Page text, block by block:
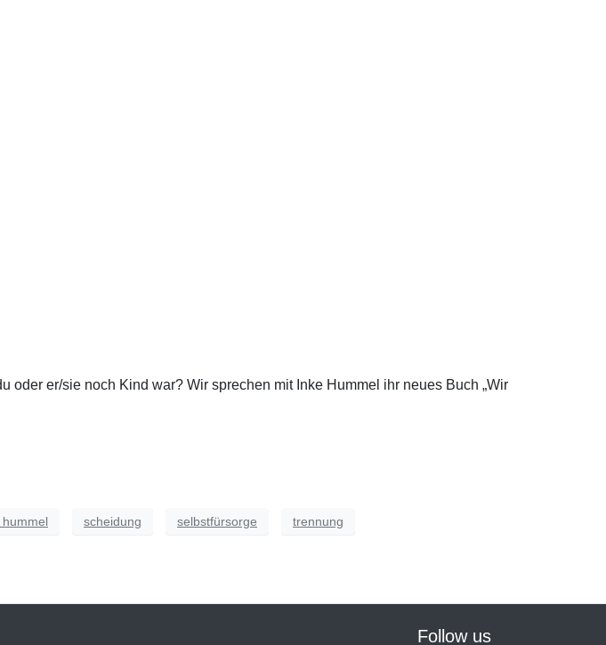
er/sie noch Kind war? Wir sprechen mit Inke Hummel ihr neues Buch „Wir
hummel scheidung selbstfürsorge trennung
Follow us